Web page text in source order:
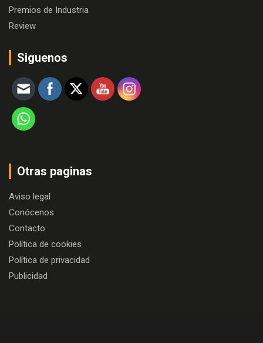
Premios de Industria
Review
Siguenos
Otras paginas
Aviso legal
Conócenos
Contacto
Política de cookies
Política de privacidad
Publicidad